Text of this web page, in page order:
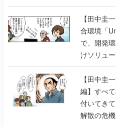
のいたり】
【田中圭
合環境「
で、開発
けソリュ
に行って
【田中圭
編】すべ
付いてき
解散の危